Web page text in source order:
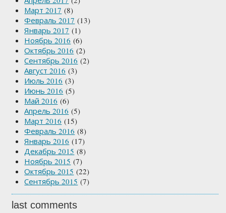
Март 2017 (8)
Февраль 2017 (13)
Январь 2017 (1)
Ноябрь 2016 (6)
Октябрь 2016 (2)
Сентябрь 2016 (2)
Август 2016 (3)
Июль 2016 (3)
Июнь 2016 (5)
Май 2016 (6)
Апрель 2016 (5)
Март 2016 (15)
Февраль 2016 (8)
Январь 2016 (17)
Декабрь 2015 (8)
Ноябрь 2015 (7)
Октябрь 2015 (22)
Сентябрь 2015 (7)
last comments